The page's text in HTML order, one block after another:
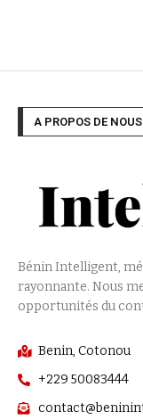
A PROPOS DE NOUS
Bénin Intelligent,
rayonnante. Nous
opportunités du
Benin, Cotonou
+229 50083444